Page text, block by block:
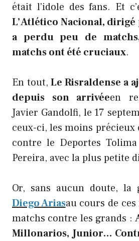
était l’idole des fans. Et
L’Atlético Nacional, dirigé
a perdu peu de
matchs ont été cruciaux.
En tout,Le Risraldense a
depuis son arrivéeen
Javier Gandolfi, le 17
ceux-ci, les moins précieux
contre le Deportes
Pereira, avec la plus petite
Or, sans aucun doute, la
Diego Ariasau cours de
matchs contre les grands :
Millonarios, Junior…